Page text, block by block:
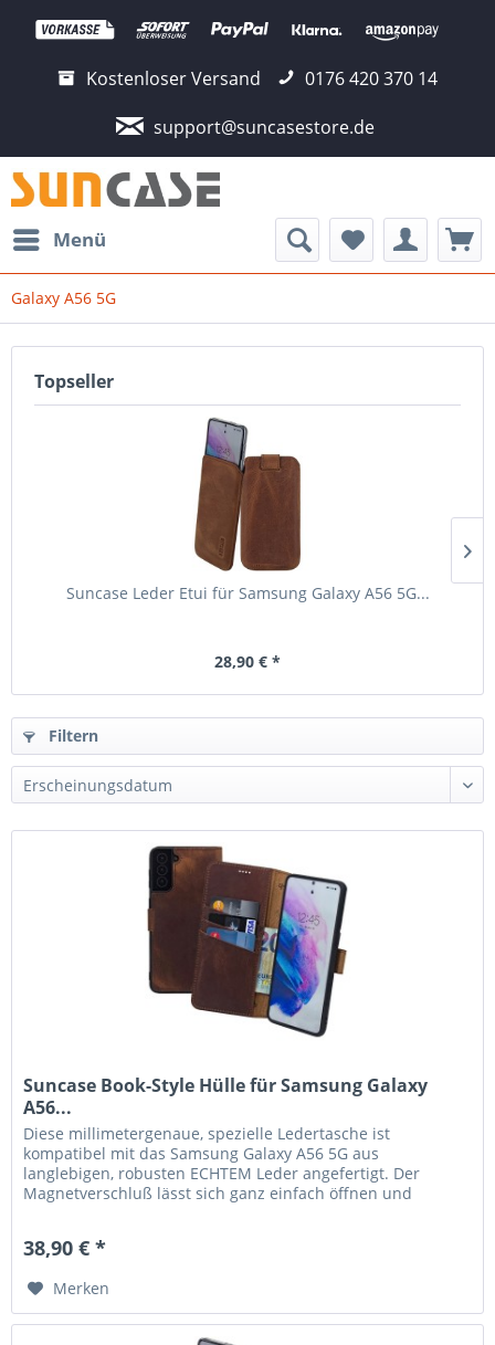
Kostenloser Versand
0176 420 370 14
support@suncasestore.de
Menü
Galaxy A56 5G
Topseller
Suncase Leder Etui für Samsung Galaxy A56 5G...
28,90 € *
Filtern
Suncase Book-Style Hülle für Samsung Galaxy
A56...
Diese millimetergenaue, spezielle Ledertasche ist
kompatibel mit das Samsung Galaxy A56 5G aus
langlebigen, robusten ECHTEM Leder angefertigt. Der
Magnetverschluß lässt sich ganz einfach öffnen und
38,90 € *
Merken